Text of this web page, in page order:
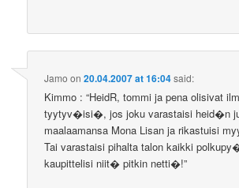
Jamo on20.04.2007 at 16:04said:
Kimmo : “HeidR, tommi ja pena olisivat
tyytyv�isi�, jos joku varastaisi heid�n
maalaamansa Mona Lisan ja rikastuisi
Tai varastaisi pihalta talon kaikki
kaupittelisi niit� pitkin netti�!”